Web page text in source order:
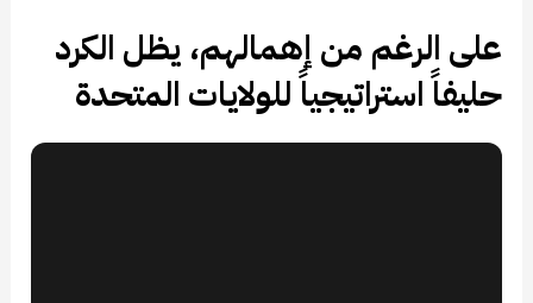
على الرغم من إهمالهم، يظل الكرد
حليفاً استراتيجياً للولايات المتحدة